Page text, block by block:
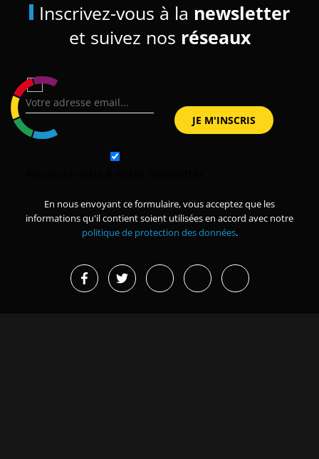
Inscrivez-vous à la newsletter
et suivez nos réseaux
En nous envoyant ce formulaire, vous acceptez que les
informations qu'il contient soient utilisées en accord avec notre
politique de protection des données.